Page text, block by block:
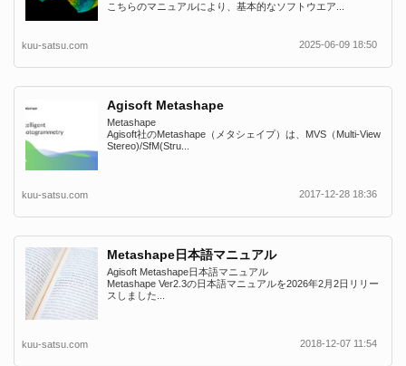
こちらのマニュアルにより、基本的なソフトウエア...
kuu-satsu.com 2025-06-09 18:50
Agisoft Metashape
Metashape
Agisoft社のMetashape（メタシェイプ）は、MVS（Multi-View
Stereo)/SfM(Stru...
kuu-satsu.com 2017-12-28 18:36
Metashape日本語マニュアル
Agisoft Metashape日本語マニュアル
Metashape Ver2.3の日本語マニュアルを2026年2月2日リリー
スしました...
kuu-satsu.com 2018-12-07 11:54